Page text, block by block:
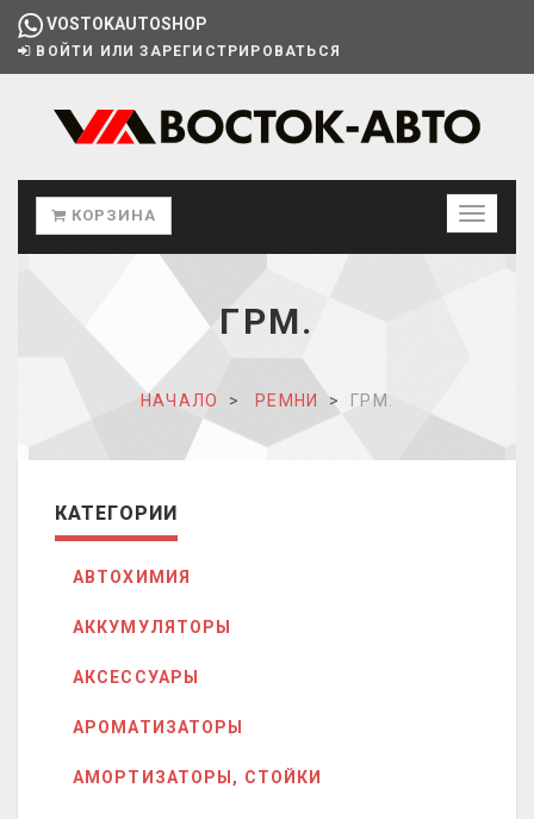
VOSTOKAUTOSHOP
ВОЙТИ ИЛИ ЗАРЕГИСТРИРОВАТЬСЯ
КОРЗИНА
ГРМ.
НАЧАЛО РЕМНИ ГРМ.
КАТЕГОРИИ
АВТОХИМИЯ
АККУМУЛЯТОРЫ
АКСЕССУАРЫ
АРОМАТИЗАТОРЫ
АМОРТИЗАТОРЫ, СТОЙКИ